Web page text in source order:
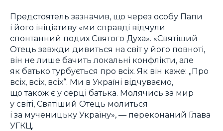
Предстоятель зазначив, що через особу Папи
і його ініціативу «ми справді відчули
спонтанний подих Святого Духа». «Святіший
Отець завжди дивиться на світ у його повноті,
він не лише бачить локальні конфлікти, але
як батько турбується про всіх. Як він каже: „Про
всіх, всіх, всіх“. Ми в Україні відчуваємо,
що також є у серці батька. Молячись за мир
у світі, Святіший Отець молиться
і за мученицьку Україну», — переконаний Глава
УГКЦ.